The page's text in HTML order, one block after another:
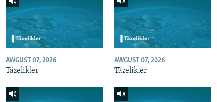
AWGUST 07, 2026
Täzelikler
AWGUST 07, 2026
Täzelikler